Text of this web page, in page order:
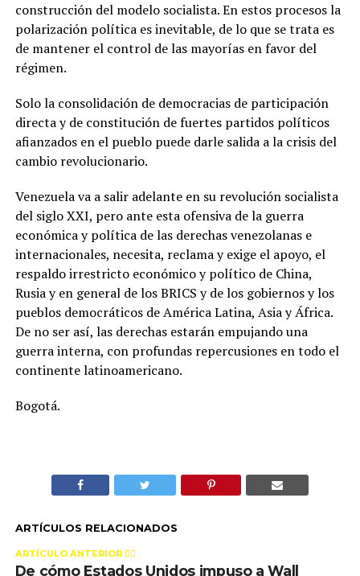
construcción del modelo socialista. En estos procesos la
polarización política es inevitable, de lo que se trata es
de mantener el control de las mayorías en favor del
régimen.
Solo la consolidación de democracias de participación
directa y de constitución de fuertes partidos políticos
afianzados en el pueblo puede darle salida a la crisis del
cambio revolucionario.
Venezuela va a salir adelante en su revolución socialista
del siglo XXI, pero ante esta ofensiva de la guerra
económica y política de las derechas venezolanas e
internacionales, necesita, reclama y exige el apoyo, el
respaldo irrestricto económico y político de China,
Rusia y en general de los BRICS y de los gobiernos y los
pueblos democráticos de América Latina, Asia y África.
De no ser así, las derechas estarán empujando una
guerra interna, con profundas repercusiones en todo el
continente latinoamericano.
Bogotá.
ARTÍCULOS RELACIONADOS
ARTÍCULO ANTERIOR 👉🏻
De cómo Estados Unidos impuso a Wall